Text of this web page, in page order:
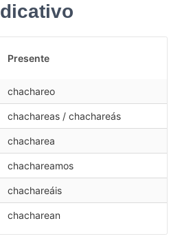
Presente
chachareo
chachareas / chachareás
chacharea
chachareamos
chachareáis
chacharean